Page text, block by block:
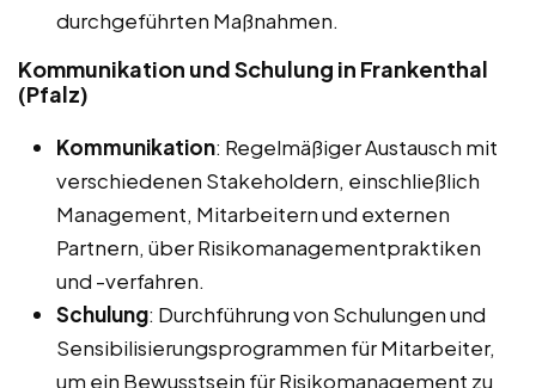
durchgeführten Maßnahmen.
Kommunikation und Schulung in Frankenthal
(Pfalz)
Kommunikation: Regelmäßiger Austausch mit
verschiedenen Stakeholdern, einschließlich
Management, Mitarbeitern und externen
Partnern, über Risikomanagementpraktiken
und -verfahren.
Schulung: Durchführung von Schulungen und
Sensibilisierungsprogrammen für Mitarbeiter,
um ein Bewusstsein für Risikomanagement zu